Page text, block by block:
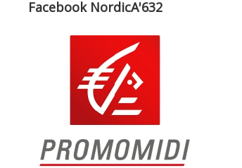
Facebook NordicA'632